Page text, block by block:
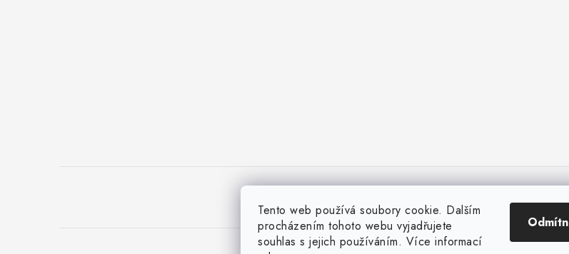
Tento web používá soubory cookie. Dalším
procházením tohoto webu vyjadřujete
souhlas s jejich používáním. Více informací